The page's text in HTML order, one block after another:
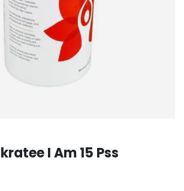
I Am 15 Pss